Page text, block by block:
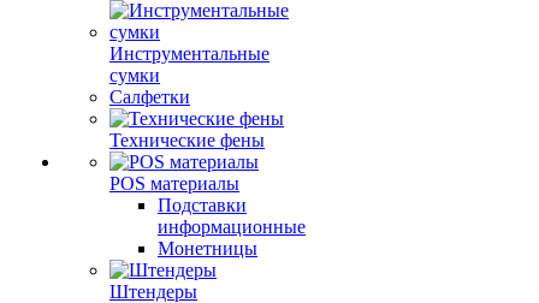
Инструментальные
сумки
Салфетки
Технические фены
POS материалы
Подставки
информационные
Монетницы
Штендеры